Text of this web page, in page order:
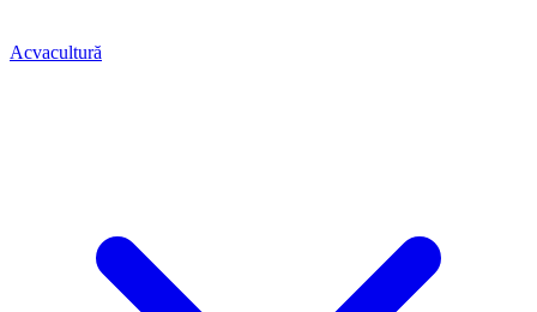
Acvacultură